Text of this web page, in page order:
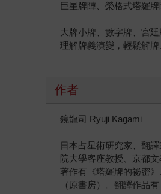
巨星牌陣、榮格式塔羅牌
大牌小牌、數字牌、宮
理解牌義演變，輕鬆解牌
作者
鏡龍司 Ryuji Kagami
日本占星術研究家、翻
院大學客座教授、京都文
著作有《塔羅牌的祕密
（原書房）。翻譯作品